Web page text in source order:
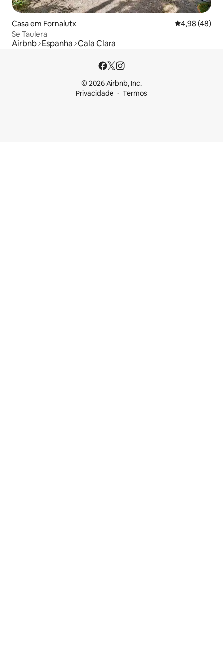
Casa em Fornalutx Classificação
4,98 (48)
Se Taulera
Airbnb Espanha Cala Clara
© 2026 Airbnb, Inc.
Privacidade
Termos